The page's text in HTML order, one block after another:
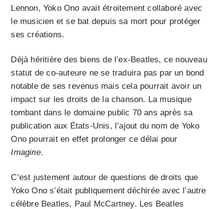
Lennon, Yoko Ono avait étroitement collaboré avec
le musicien et se bat depuis sa mort pour protéger
ses créations.
Déjà héritière des biens de l’ex-Beatles, ce nouveau
statut de co-auteure ne se traduira pas par un bond
notable de ses revenus mais cela pourrait avoir un
impact sur les droits de la chanson. La musique
tombant dans le domaine public 70 ans après sa
publication aux États-Unis, l’ajout du nom de Yoko
Ono pourrait en effet prolonger ce délai pour
Imagine.
C’est justement autour de questions de droits que
Yoko Ono s’était publiquement déchirée avec l’autre
célèbre Beatles, Paul McCartney. Les Beatles